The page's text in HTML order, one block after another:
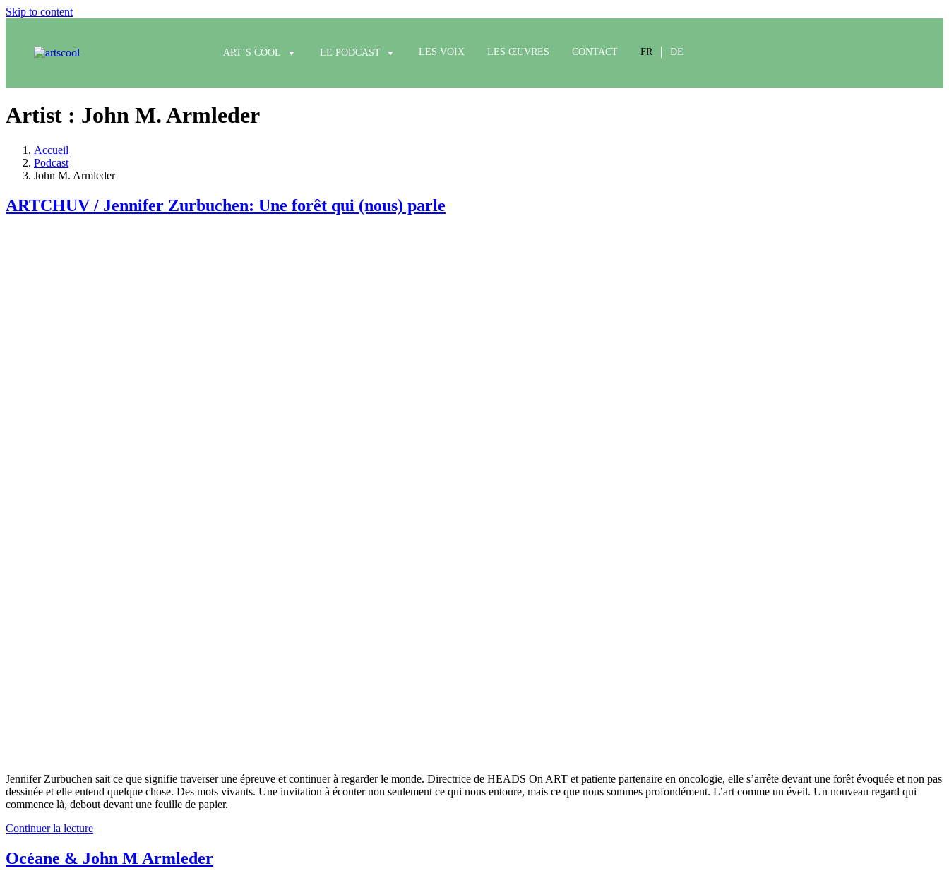
Skip to content
ART’S COOL LE PODCAST LES VOIX LES ŒUVRES CONTACT FR DE
Artist : John M. Armleder
Accueil
Podcast
John M. Armleder
ARTCHUV / Jennifer Zurbuchen: Une forêt qui (nous) parle
Jennifer Zurbuchen sait ce que signifie traverser une épreuve et continuer à regarder le monde. Directrice de HEADS On ART et patiente partenaire en oncologie, elle s’arrête devant une forêt évoquée et non pas
dessinée et elle entend quelque chose. Des mots vivants. Une invitation à écouter non seulement ce qui nous entoure, mais ce que nous sommes profondément. L’art comme un éveil. Un nouveau regard qui
commence là, debout devant une feuille de papier.
Continuer la lecture
Océane & John M Armleder